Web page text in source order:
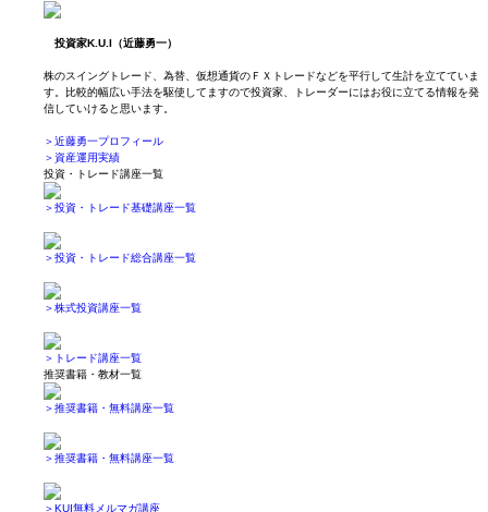
投資家K.U.I（近藤勇一）
株のスイングトレード、為替、仮想通貨のＦＸトレードなどを平行して生計を立てていま
す。比較的幅広い手法を駆使してますので投資家、トレーダーにはお役に立てる情報を発
信していけると思います。
＞近藤勇一プロフィール
＞資産運用実績
投資・トレード講座一覧
＞投資・トレード基礎講座一覧
＞投資・トレード総合講座一覧
＞株式投資講座一覧
＞トレード講座一覧
推奨書籍・教材一覧
＞推奨書籍・無料講座一覧
＞推奨書籍・無料講座一覧
＞KUI無料メルマガ講座